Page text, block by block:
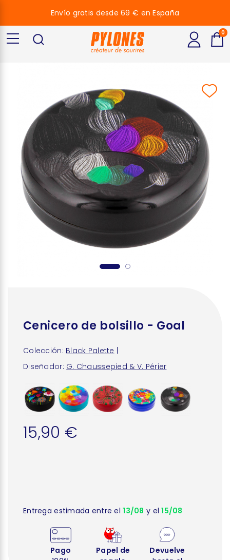
Cenicero de bolsillo - Goal
Colección: Black Palette
Diseñador: G. Chaussepied & V. Périer
15,90 €
Entrega estimada entre el13/08 y el15/08
Pago
Papel de
Devuelve
Envío gratis desde 69 € en España
0